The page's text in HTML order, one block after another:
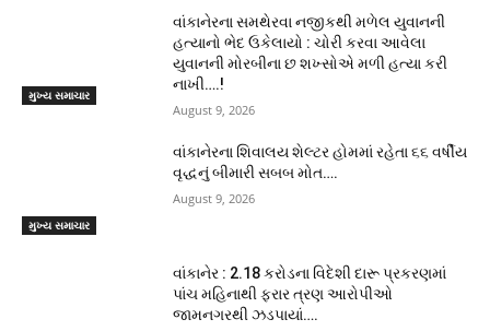
મુખ્ય સમાચાર
વાંકાનેરના સમથેરવા નજીકથી મળેલ યુવાનની
હત્યાનો ભેદ ઉકેલાયો : ચોરી કરવા આવેલા
યુવાનની મોરબીના છ શખ્સોએ મળી હત્યા કરી
નાખી….!
August 9, 2026
મુખ્ય સમાચાર
વાંકાનેરના શિવાલય શેલ્ટર હોમમાં રહેતા ૬૬ વર્ષીય
વૃદ્ધનું બીમારી સબબ મોત….
August 9, 2026
વાંકાનેર : 2.18 કરોડના વિદેશી દારૂ પ્રકરણમાં
પાંચ મહિનાથી ફરાર ત્રણ આરોપીઓ
જામનગરથી ઝડપાયાં….